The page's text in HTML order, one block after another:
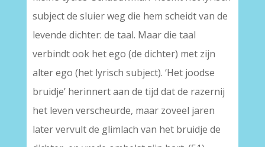
subject de sluier weg die hem scheidt van de
levende dichter: de taal. Maar die taal
verbindt ook het ego (de dichter) met zijn
alter ego (het lyrisch subject). ‘Het joodse
bruidje’ herinnert aan de tijd dat de razernij
het leven verscheurde, maar zoveel jaren
later vervult de glimlach van het bruidje de